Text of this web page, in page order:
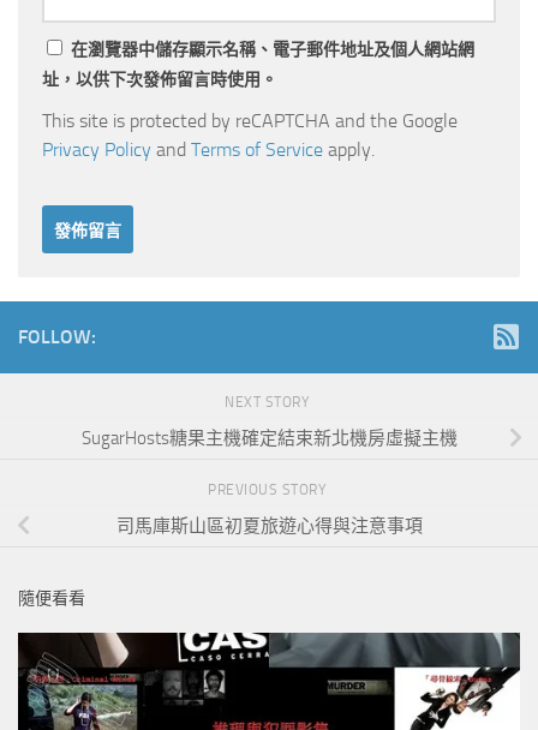
在瀏覽器中儲存顯示名稱、電子郵件地址及個人網站網
址，以供下次發佈留言時使用。
This site is protected by reCAPTCHA and the Google
Privacy Policy and Terms of Service apply.
FOLLOW:
NEXT STORY
SugarHosts糖果主機確定結束新北機房虛擬主機
PREVIOUS STORY
司馬庫斯山區初夏旅遊心得與注意事項
隨便看看